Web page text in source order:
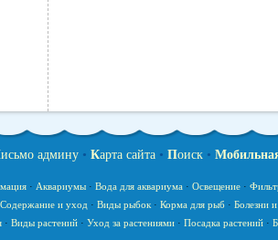
исьмо админу• Карта сайта• Поиск•
· Аквариумы· Вода для аквариума· Освещение·
Содержание и уход · Виды рыбок· Корма для рыб· Болезни
· Виды растений· Уход за растениями· Посадка растений·